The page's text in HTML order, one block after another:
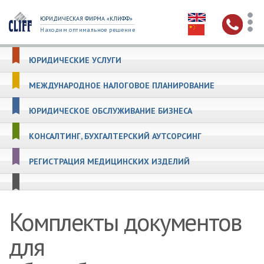
ЮРИДИЧЕСКАЯ ФИРМА «КЛИФФ»
Находим оптимальное решение
ЮРИДИЧЕСКИЕ УСЛУГИ
МЕЖДУНАРОДНОЕ НАЛОГОВОЕ ПЛАНИРОВАНИЕ
ЮРИДИЧЕСКОЕ ОБСЛУЖИВАНИЕ БИЗНЕСА
КОНСАЛТИНГ, БУХГАЛТЕРСКИЙ АУТСОРСИНГ
РЕГИСТРАЦИЯ МЕДИЦИНСКИХ ИЗДЕЛИЙ
Комплекты документов
для